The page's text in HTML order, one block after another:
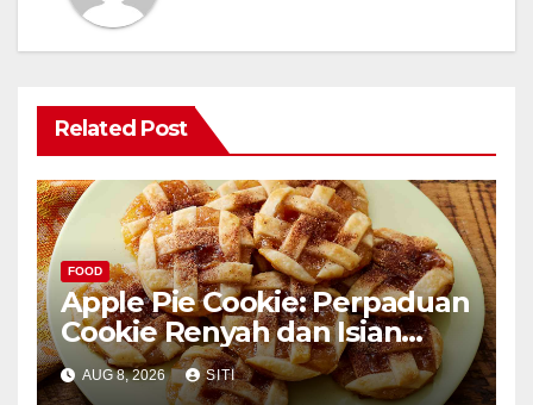
Related Post
FOOD
Apple Pie Cookie: Perpaduan
Cookie Renyah dan Isian
Apel
AUG 8, 2026 SITI